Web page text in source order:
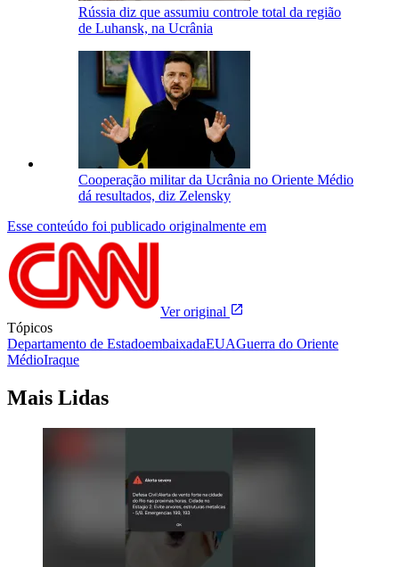
Rússia diz que assumiu controle total da região
de Luhansk, na Ucrânia
Cooperação militar da Ucrânia no Oriente Médio
dá resultados, diz Zelensky
Esse conteúdo foi publicado originalmente em
Ver original
Tópicos
Departamento de EstadoembaixadaEUAGuerra do Oriente
MédioIraque
Mais Lidas